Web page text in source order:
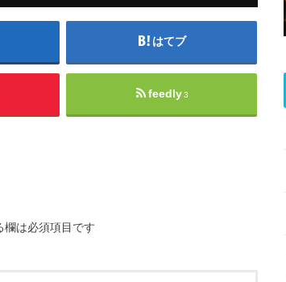
はてブ
feedly 3
欄は必須項目です